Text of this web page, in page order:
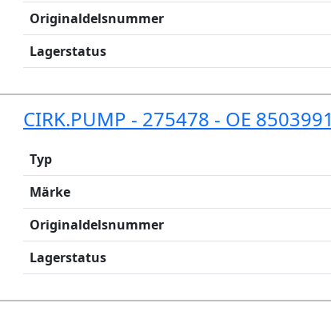
Originaldelsnummer
Lagerstatus
CIRK.PUMP - 275478 - OE 8503991
Typ
Märke
Originaldelsnummer
Lagerstatus